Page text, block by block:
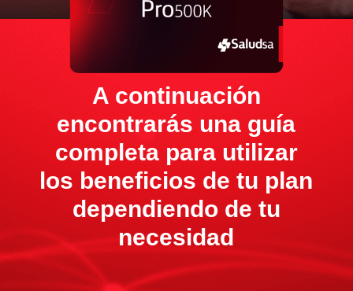
A continuación
encontrarás una guía
completa para utilizar
los beneficios de tu plan
dependiendo de tu
necesidad